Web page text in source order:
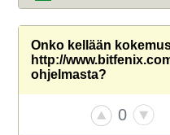
Onko kellään
http://
ohjelmasta?
0